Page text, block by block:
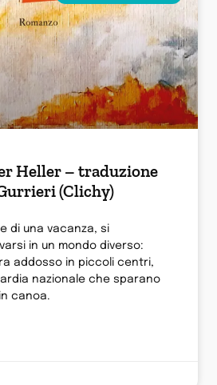
Heller – traduzione
(Clichy)
di una vacanza, si
in un mondo diverso:
addosso in piccoli centri,
nazionale che sparano
canoa.